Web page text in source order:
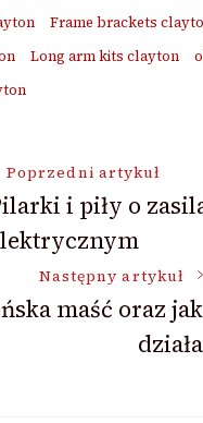
Frame brackets
Long arm kits clayton
Poprzedni artykuł
i piły o
Następny artykuł
maść oraz jak
działa